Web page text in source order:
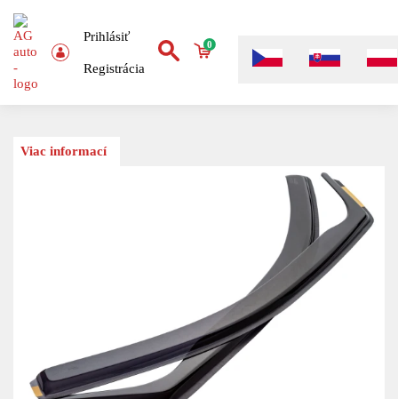
Prihlásiť
Registrácia
0
Viac informací